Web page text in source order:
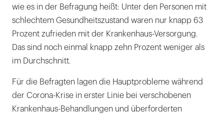
wie es in der Befragung heißt: Unter den Personen mit
schlechtem Gesundheitszustand waren nur knapp 63
Prozent zufrieden mit der Krankenhaus-Versorgung.
Das sind noch einmal knapp zehn Prozent weniger als
im Durchschnitt.
Für die Befragten lagen die Hauptprobleme während
der Corona-Krise in erster Linie bei verschobenen
Krankenhaus-Behandlungen und überforderten